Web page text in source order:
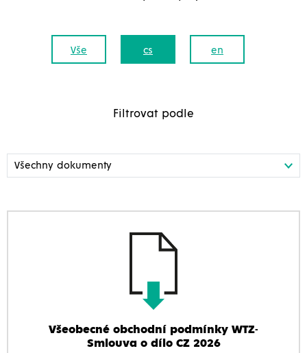
Vše cs en
Filtrovat podle
Všeobecné obchodní podmínky WTZ-
Smlouva o dílo CZ 2026